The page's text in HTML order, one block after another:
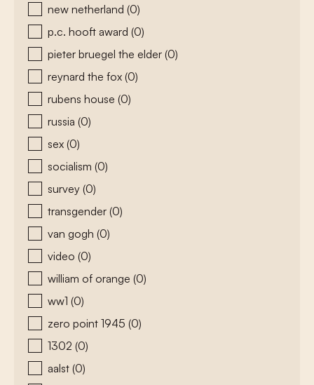
new netherland (0)
p.c. hooft award (0)
pieter bruegel the elder (0)
reynard the fox (0)
rubens house (0)
russia (0)
sex (0)
socialism (0)
survey (0)
transgender (0)
van gogh (0)
video (0)
william of orange (0)
ww1 (0)
zero point 1945 (0)
1302 (0)
aalst (0)